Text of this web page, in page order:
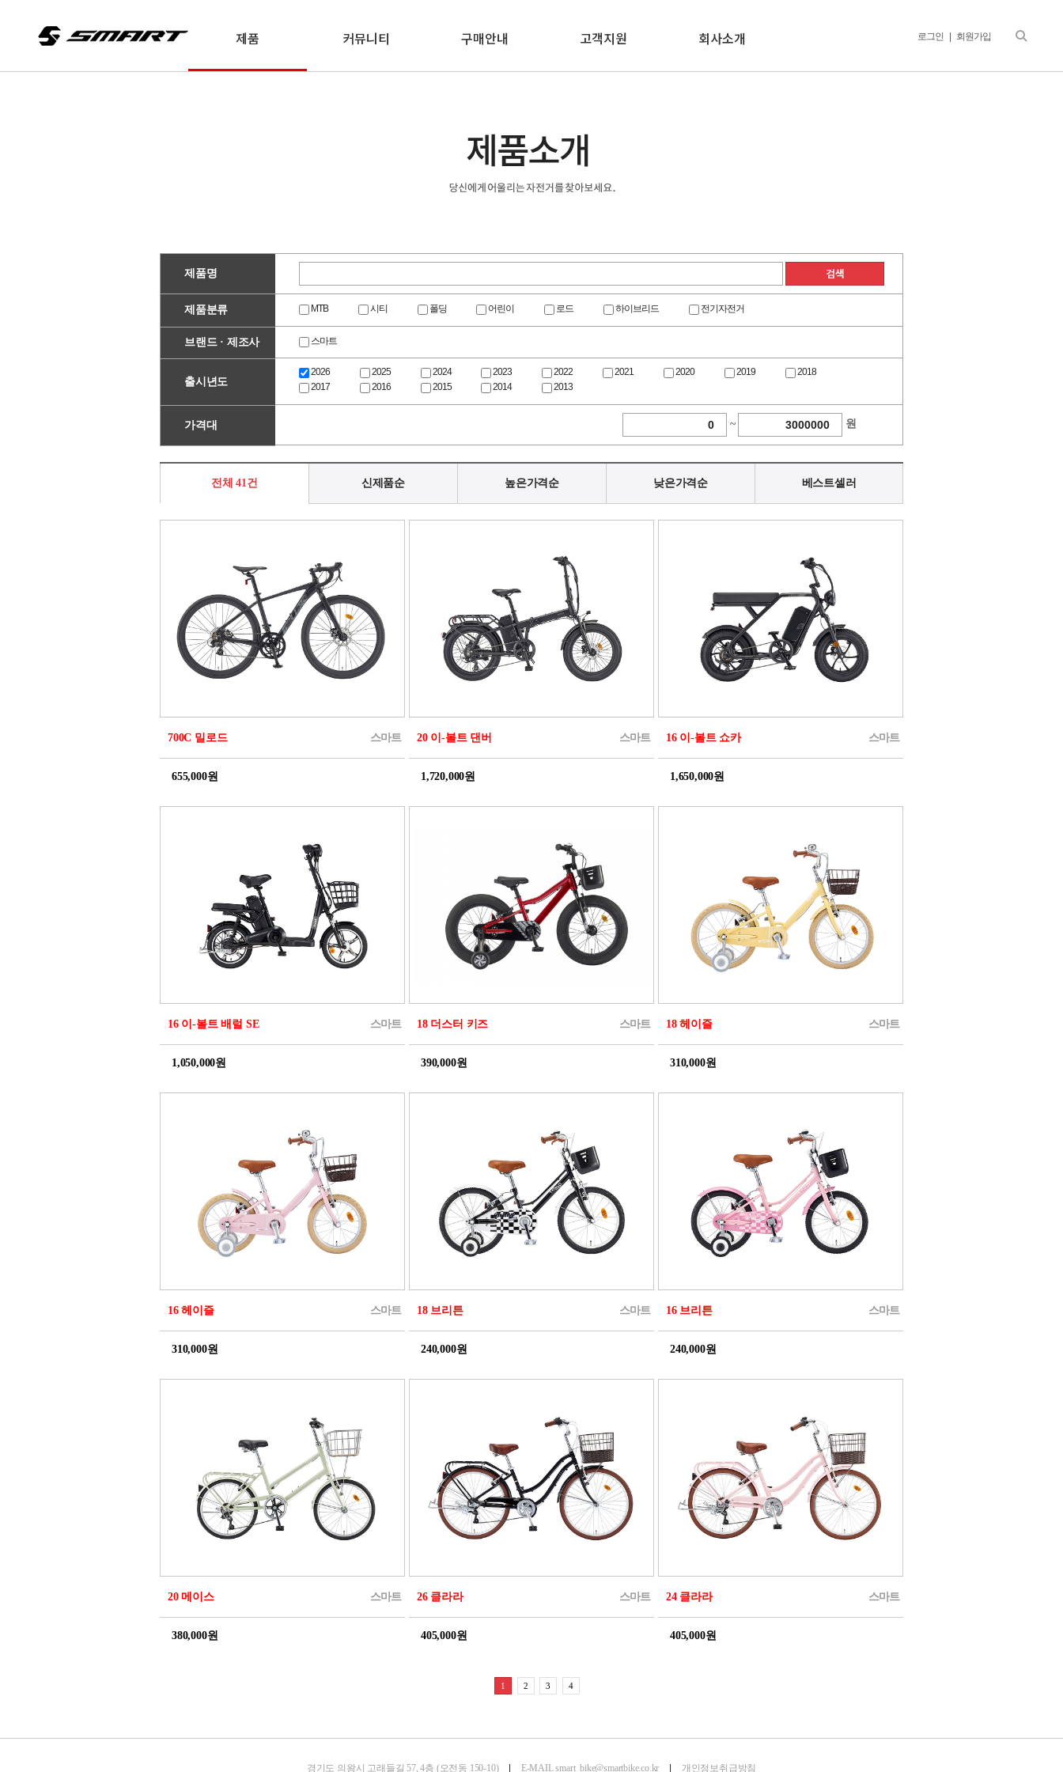
제품 커뮤니티 구매안내 고객지원 회사소개 로그인 회원가입
제품명
제품분류 MTB 시티 폴딩 어린이 로드 하이브리드 전기자전거
브랜드 · 제조사 스마트
출시년도
2026 2025 2024 2023 2022 2021 2020 2019
2018
2017
2016 2015 2014 2013
가격대 ~ 원
전체 41건 신제품순 높은가격순 낮은가격순 베스트셀러
700C 밀로드 스마트
655,000원
20 이-볼트 댄버 스마트
1,720,000원
16 이-볼트 쇼카 스마트
1,650,000원
16 이-볼트 배럴 SE 스마트
1,050,000원
18 더스터 키즈 스마트
390,000원
18 헤이즐 스마트
310,000원
16 헤이즐 스마트
310,000원
18 브리튼 스마트
240,000원
16 브리튼 스마트
240,000원
20 메이스 스마트
380,000원
26 클라라 스마트
405,000원
24 클라라 스마트
405,000원
1 2 3 4
경기도 의왕시 고래들길 57, 4층 (오전동 150-10) E-MAILsmart_bike@smartbike.co.kr 개인정보취급방침